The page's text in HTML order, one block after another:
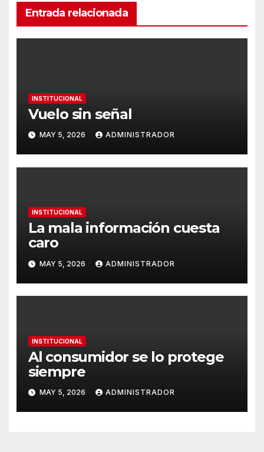
Entrada relacionada
INSTITUCIONAL
Vuelo sin señal
MAY 5, 2026 ADMINISTRADOR
INSTITUCIONAL
La mala información cuesta
caro
MAY 5, 2026 ADMINISTRADOR
INSTITUCIONAL
Al consumidor se lo protege
siempre
MAY 5, 2026 ADMINISTRADOR